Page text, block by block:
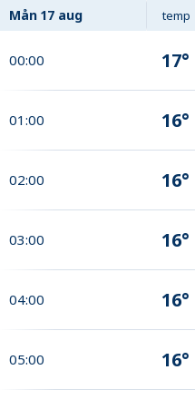
Mån 17 aug temp
00:00 17°
01:00 16°
02:00 16°
03:00 16°
04:00 16°
05:00 16°